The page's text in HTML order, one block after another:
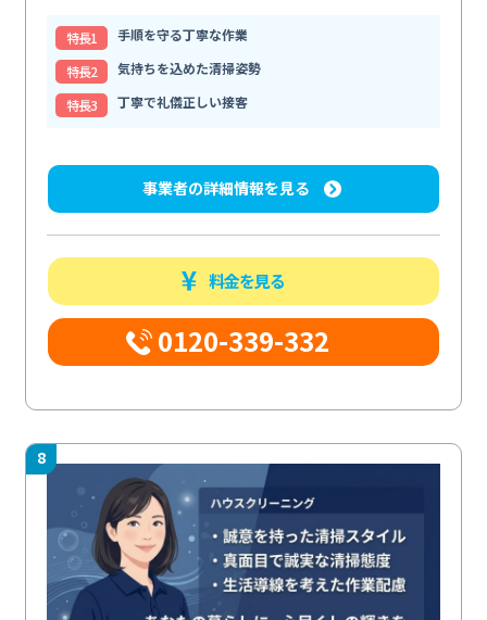
特⻑1
手順を守る丁寧な作業
特⻑2
気持ちを込めた清掃姿勢
特⻑3
丁寧で礼儀正しい接客
事業者の詳細情報を見る
料金を見る
0120-339-332
8